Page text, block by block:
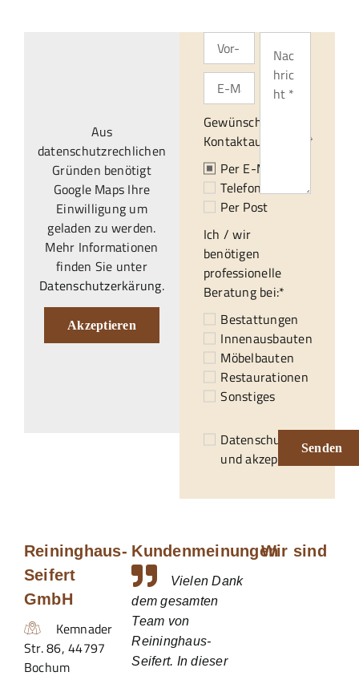
Aus
datenschutzrechlichen
Gründen benötigt
Google Maps Ihre
Einwilligung um
geladen zu werden.
Mehr Informationen
finden Sie unter
Datenschutzerkärung.
Akzeptieren
Gewünschte
Kontaktaufnahme:*
Per E-Mail
Telefonisch
Per Post
Ich / wir
benötigen
professionelle
Beratung bei:*
Bestattungen
Innenausbauten
Möbelbauten
Restaurationen
Sonstiges
Datenschutzerklärung
und akzeptiert.*
Senden
Reininghaus-
Seifert
GmbH
Kemnader
Str. 86,44797
Bochum
Kundenmeinungen
Vielen Dank
dem gesamten
Team von
Reininghaus-
Seifert. In dieser
Wir sind